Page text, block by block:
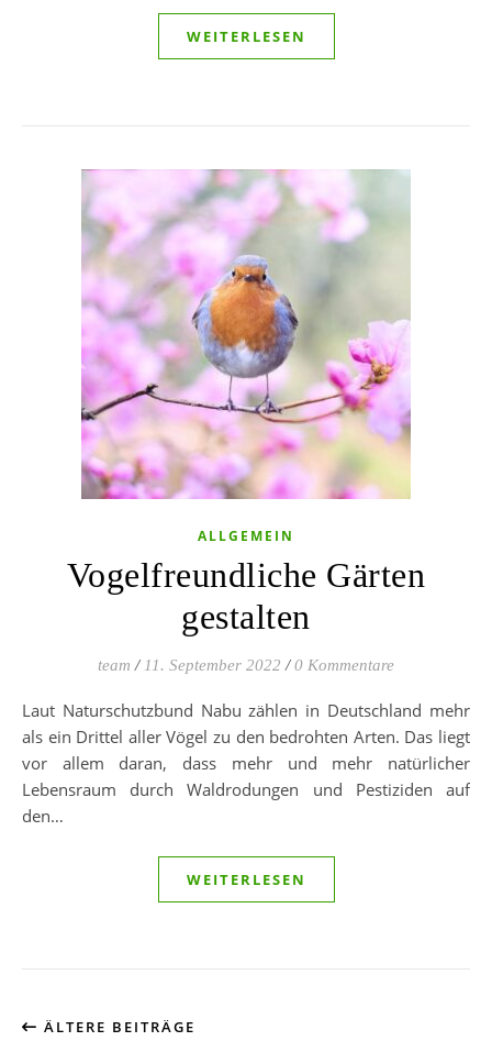
WEITERLESEN
ALLGEMEIN
Vogelfreundliche Gärten
gestalten
team / 11. September 2022 / 0 Kommentare
Laut Naturschutzbund Nabu zählen in Deutschland mehr
als ein Drittel aller Vögel zu den bedrohten Arten. Das liegt
vor allem daran, dass mehr und mehr natürlicher
Lebensraum durch Waldrodungen und Pestiziden auf
den…
WEITERLESEN
ÄLTERE BEITRÄGE